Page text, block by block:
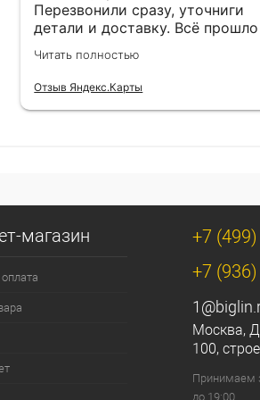
Перезвонили сразу, уточниги
детали и доставку. Всё прошло
лишней суеты.
Читать полностью
Отзыв Яндекс.Карты
магазин
+7
+7
Москва,
100,
Принимаем
до 19:00